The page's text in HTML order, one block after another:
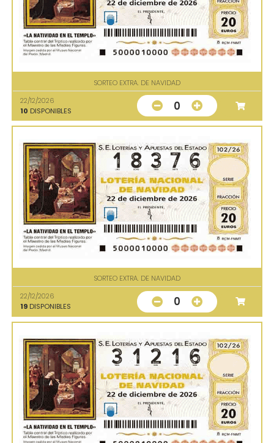
SORTEO EXTRA. DE NAVIDAD
22/12/2026
10 DISPONIBLES 0
SORTEO EXTRA. DE NAVIDAD
22/12/2026
19 DISPONIBLES 0